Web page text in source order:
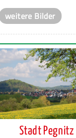
weitere Bilder
Stadt Pegnitz